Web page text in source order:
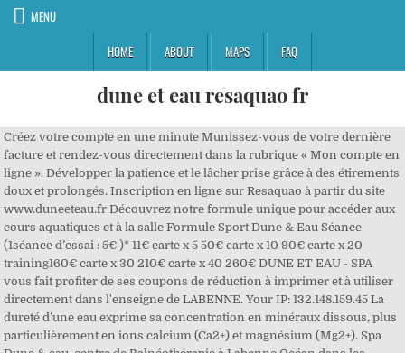
MENU
HOME
ABOUT MAPS FAQ
dune et eau resaquao fr
Créez votre compte en une minute Munissez-vous de votre dernière
facture et rendez-vous directement dans la rubrique « Mon compte en
ligne ». Développer la patience et le lâcher prise grâce à des étirements
doux et prolongés. Inscription en ligne sur Resaquao à partir du site
www.duneeteau.fr Découvrez notre formule unique pour accéder aux
cours aquatiques et à la salle Formule Sport Dune & Eau Séance
(1séance d’essai : 5€ )* 11€ carte x 5 50€ carte x 10 90€ carte x 20
training160€ carte x 30 210€ carte x 40 260€ DUNE ET EAU - SPA
vous fait profiter de ses coupons de réduction à imprimer et à utiliser
directement dans l'enseigne de LABENNE. Your IP: 132.148.159.45 La
dureté d’une eau exprime sa concentration en minéraux dissous, plus
particulièrement en ions calcium (Ca2+) et magnésium (Mg2+). Spa